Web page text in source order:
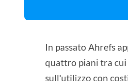
In passato Ahrefs
quattro piani tra cui
sull'utilizzo con